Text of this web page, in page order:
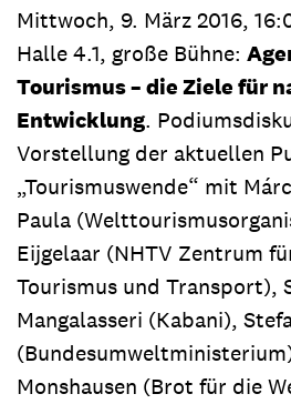
Mittwoch, 9. März 2016,
Halle 4.1, große Bühne:
Tourismus – die Ziele für
Entwicklung.
Vorstellung der aktuellen
„Tourismuswende“ mit
Paula
Eijgelaar (NHTV Zentrum
Tourismus und Transport),
Mangalasseri (Kabani),
Monshausen (Brot für die